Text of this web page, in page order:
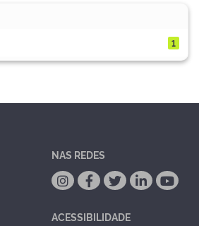
1
NAS REDES
ACESSIBILIDADE